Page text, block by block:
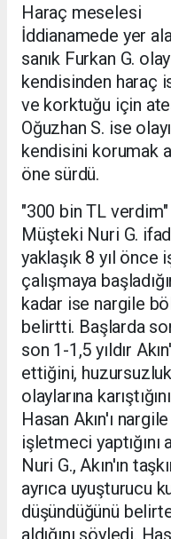
Haraç meselesi
İddianamede yer
sanık Furkan G.
kendisinden haraç
ve korktuğu için
Oğuzhan S. ise
kendisini korumak
öne sürdü.
"300 bin TL verdim"
Müşteki Nuri G.
yaklaşık 8 yıl
çalışmaya
kadar ise nargile
belirtti. Başlarda
son 1-1,5 yıldır
ettiğini, huzursuzluk
olaylarına
Hasan Akın'ı
işletmeci yaptığını
Nuri G., Akın'ın
ayrıca uyuşturucu
düşündüğünü
aldığını söyledi.